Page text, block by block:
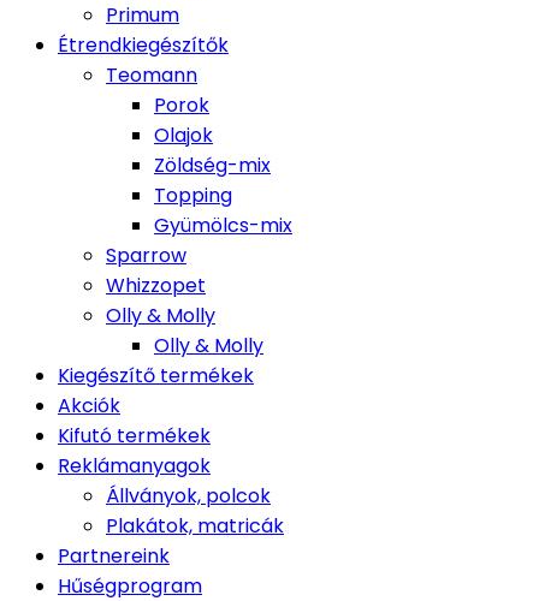
Primum
Étrendkiegészítők
Teomann
Porok
Olajok
Zöldség-mix
Topping
Gyümölcs-mix
Sparrow
Whizzopet
Olly & Molly
Olly & Molly
Kiegészítő termékek
Akciók
Kifutó termékek
Reklámanyagok
Állványok, polcok
Plakátok, matricák
Partnereink
Hűségprogram